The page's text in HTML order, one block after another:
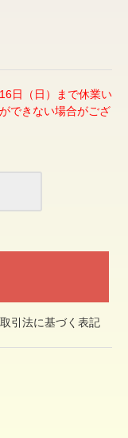
日（日）まで休業い
できない場合がござ
引法に基づく表記